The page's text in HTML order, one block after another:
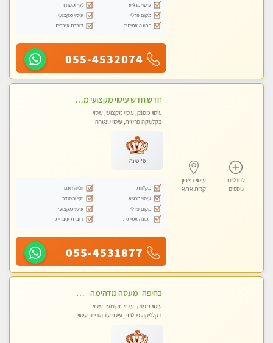
עיסוי מרגיע
נקי ומסודר
מקום פרטי
עיסוי מקצועי
תמונה אמיתית
דוברת עיברית
055-4532074
לפרטים
נוספים
עיסוי בצפון
קרית אתא
חדש חדש עיסוי מקצועי מפנק עיסוי עם אבנים חמות. מעסה עם תעודות. טיפול מרגיע משוחרר באווירה נעימה נקיה ומסודרת
עיסוי מפנק, עיסוי מקצועי, עיסוי
בקלניקה פרטית, עיסוי טנטרה
פלטינה
מקלחת
חניה חינם
עיסוי מרגיע
נקי ומסודר
מקום פרטי
עיסוי מקצועי
תמונה אמיתית
דוברת עיברית
055-4531877
בחיפה -מעסה מדהימה - כל סוגי העיסויים מעסה מקצועית ואיכותית פרטי!!!
עיסוי מפנק, עיסוי מקצועי, עיסוי
בקלניקה פרטית, עיסוי עד הבית, עיסוי